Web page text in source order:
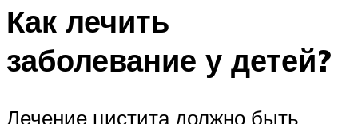
Как лечить
заболевание у детей?
Лечение цистита должно быть